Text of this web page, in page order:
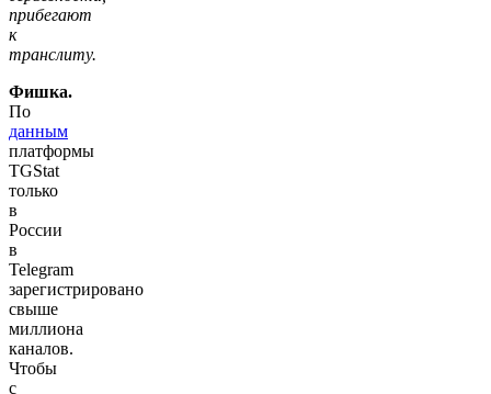
прибегают
к
транслиту.
Фишка.
По
данным
платформы
TGStat
только
в
России
в
Telegram
зарегистрировано
свыше
миллиона
каналов.
Чтобы
с